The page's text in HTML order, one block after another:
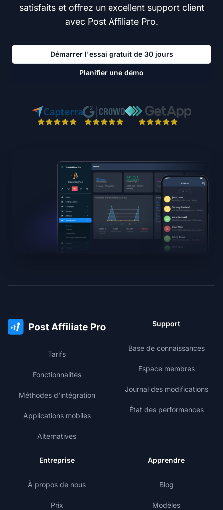
satisfaits et offrez un excellent support client
avec Post Affiliate Pro.
Démarrer l'essai gratuit de 30 jours
Planifier une démo
Tarifs
Fonctionnalités
Méthodes d'intégration
Applications mobiles
Alternatives
Support
Base de connaissances
Espace membres
Journal des modifications
État des performances
Entreprise
À propos de nous
Prix
Apprendre
Blog
Modèles